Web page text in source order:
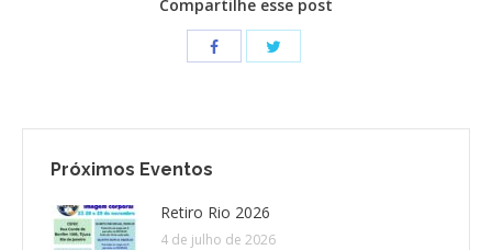
Compartilhe esse post
Próximos Eventos
Retiro Rio 2026
4 de julho de 2026